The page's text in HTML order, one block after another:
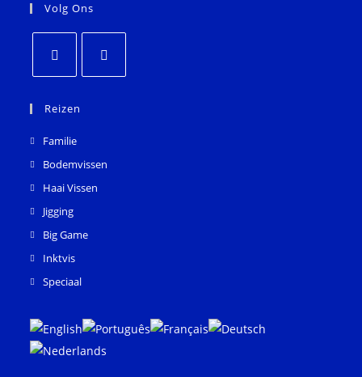
Volg Ons
in
nieuw
tabblad tabblad
Reizen
Familie
Bodemvissen
Haai Vissen
Jigging
Big Game
Inktvis
Speciaal